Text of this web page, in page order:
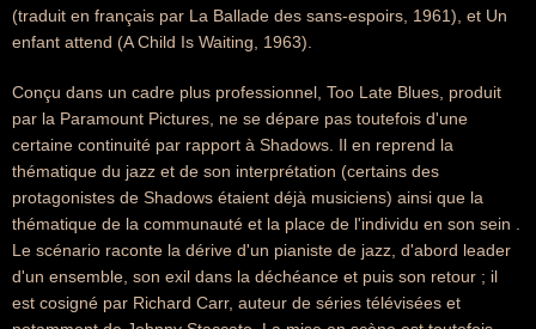
(traduit en français par La Ballade des sans-espoirs, 1961), et Un
enfant attend (A Child Is Waiting, 1963).
Conçu dans un cadre plus professionnel, Too Late Blues, produit
par la Paramount Pictures, ne se dépare pas toutefois d'une
certaine continuité par rapport à Shadows. Il en reprend la
thématique du jazz et de son interprétation (certains des
protagonistes de Shadows étaient déjà musiciens) ainsi que la
thématique de la communauté et la place de l'individu en son sein .
Le scénario raconte la dérive d'un pianiste de jazz, d'abord leader
d'un ensemble, son exil dans la déchéance et puis son retour ; il
est cosigné par Richard Carr, auteur de séries télévisées et